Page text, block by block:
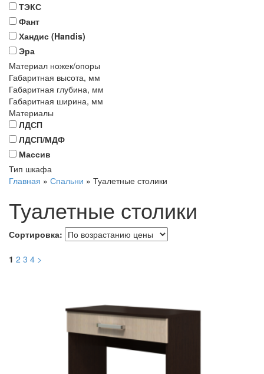
ТЭКС
Фант
Хандис (Handis)
Эра
Материал ножек/опоры
Габаритная высота, мм
Габаритная глубина, мм
Габаритная ширина, мм
Материалы
ЛДСП
ЛДСП/МДФ
Массив
Тип шкафа
Главная » Спальни » Туалетные столики
Туалетные столики
Сортировка:
1 2 3 4 >